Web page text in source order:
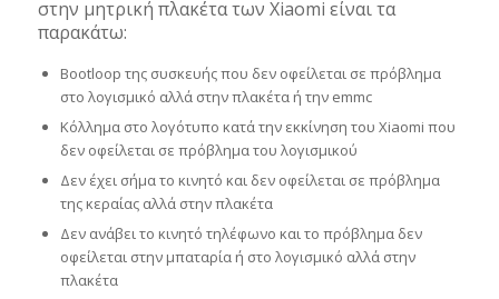
στην μητρική πλακέτα των Xiaomi είναι τα
παρακάτω:
Bootloop της συσκευής που δεν οφείλεται σε πρόβλημα
στο λογισμικό αλλά στην πλακέτα ή την emmc
Κόλλημα στο λογότυπο κατά την εκκίνηση του Xiaomi που
δεν οφείλεται σε πρόβλημα του λογισμικού
Δεν έχει σήμα το κινητό και δεν οφείλεται σε πρόβλημα
της κεραίας αλλά στην πλακέτα
Δεν ανάβει το κινητό τηλέφωνο και το πρόβλημα δεν
οφείλεται στην μπαταρία ή στο λογισμικό αλλά στην
πλακέτα